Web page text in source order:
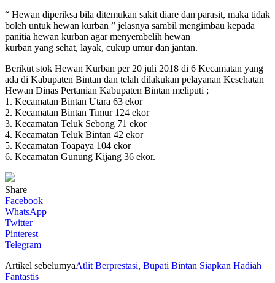
“ Hewan diperiksa bila ditemukan sakit diare dan parasit, maka tidak
boleh untuk hewan kurban ” jelasnya sambil mengimbau kepada
panitia hewan kurban agar menyembelih hewan
kurban yang sehat, layak, cukup umur dan jantan.
Berikut stok Hewan Kurban per 20 juli 2018 di 6 Kecamatan yang
ada di Kabupaten Bintan dan telah dilakukan pelayanan Kesehatan
Hewan Dinas Pertanian Kabupaten Bintan meliputi ;
1. Kecamatan Bintan Utara 63 ekor
2. Kecamatan Bintan Timur 124 ekor
3. Kecamatan Teluk Sebong 71 ekor
4. Kecamatan Teluk Bintan 42 ekor
5. Kecamatan Toapaya 104 ekor
6. Kecamatan Gunung Kijang 36 ekor.
Share
Facebook
WhatsApp
Twitter
Pinterest
Telegram
Artikel sebelumyaAtlit Berprestasi, Bupati Bintan Siapkan Hadiah
Fantastis